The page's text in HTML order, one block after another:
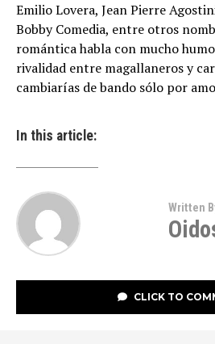
Emilio Lovera, Jean Pierre
Bobby Comedia, entre otros
romántica habla con mucho
rivalidad entre magallaneros y
cambiarías de bando sólo por
In this article:
Written
CLICK TO